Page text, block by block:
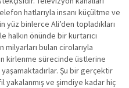
hatlarıyla insanı küçültme ve
yüz binlerce Ali’den topladıkları
halkın önünde bir kurtarıcı
milyarları bulan cirolarıyla
kirlenme sürecinde üstlerine
Şu bir gerçektir
yakalanmış ve şimdiye kadar hiç